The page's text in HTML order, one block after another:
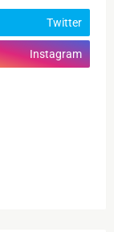
Twitter
Instagram